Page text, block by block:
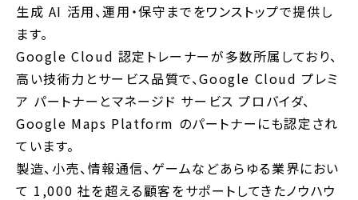
生成 AI 活用、運用・保守までをワンストップで提供し
ます。
Google Cloud 認定トレーナーが多数所属しており、
高い技術力とサービス品質で、Google Cloud プレミ
ア パートナーとマネージド サービス プロバイダ、
Google Maps Platform のパートナーにも認定され
ています。
製造、小売、情報通信、ゲームなどあらゆる業界におい
て 1,000 社を超える顧客をサポートしてきたノウハウ